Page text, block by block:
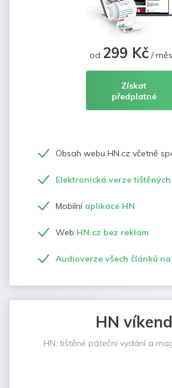
od 299 Kč/
Získat
předplatné
Obsah webu HN.cz včetně
Elektronická verze
Mobilní aplikace HN
Web HN.cz bez reklam
Audioverze všech článků na
HN víkend
HN, tištěné páteční vydání a